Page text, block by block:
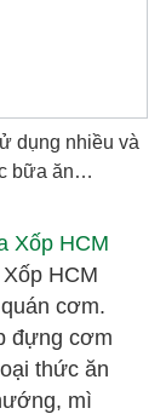
dụng nhiều và
bữa ăn…
Xốp HCM
HCM
cơm.
đựng cơm
thức ăn
mì